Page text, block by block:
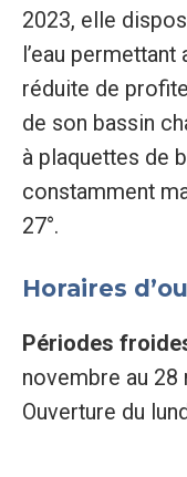
2023, elle
l’eau
réduite de
de son bassin
à plaquettes de
constamment
27°.
Horaires
Périodes
novembre au 28
Ouverture du